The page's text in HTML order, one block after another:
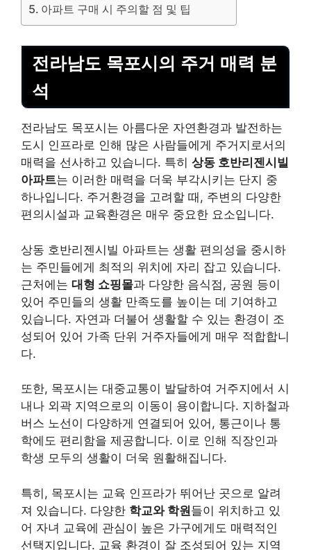
아파트 구매 시 주의할 점 및 팁
전라남도 목포시의 주거 매력 분
석
전라남도 목포시는 아름다운 자연환경과 발전하는
도시 인프라로 인해 많은 사람들에게 주거지로서의
매력을 선사하고 있습니다. 특히 상동 호반리젠시빌
아파트는 이러한 매력을 더욱 부각시키는 단지 중
하나입니다. 주거환경을 고려할 때, 주변의 다양한
편의시설과 교육환경은 매우 중요한 요소입니다.
상동 호반리젠시빌 아파트는 생활 편의성을 중시하
는 주민들에게 최적의 위치에 자리 잡고 있습니다.
근처에는 대형 쇼핑몰과 다양한 음식점, 공원 등이
있어 주민들의 생활 만족도를 높이는 데 기여하고
있습니다. 자연과 더불어 생활할 수 있는 환경이 조
성되어 있어 가족 단위 거주자들에게 매우 적합합니
다.
또한, 목포시는 대중교통이 발달하여 거주지에서 시
내나 외곽 지역으로의 이동이 용이합니다. 지하철과
버스 노선이 다양하게 연결되어 있어, 통근이나 통
학에도 편리함을 제공합니다. 이로 인해 직장인과
학생 모두의 생활이 더욱 원활해집니다.
특히, 목포시는 교육 인프라가 뛰어난 곳으로 알려
져 있습니다. 다양한 학교와 학원들이 위치하고 있
어 자녀 교육에 관심이 높은 가구에게도 매력적인
선택지입니다. 교육 환경이 잘 조성되어 있는 지역